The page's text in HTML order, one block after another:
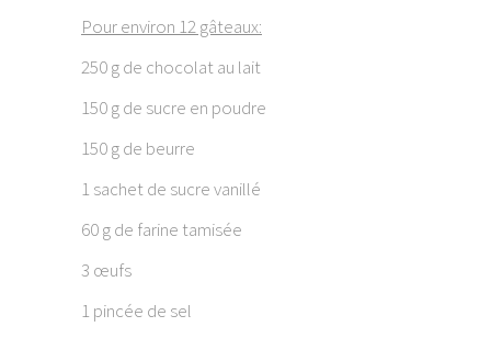
Pour environ 12 gâteaux:
250 g de chocolat au lait
150 g de sucre en poudre
150 g de beurre
1 sachet de sucre vanillé
60 g de farine tamisée
3 œufs
1 pincée de sel